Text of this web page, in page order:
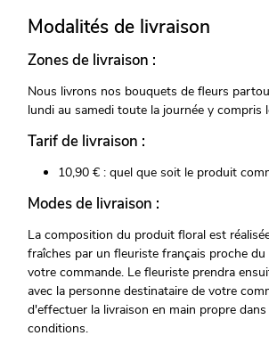
Modalités de livraison
Zones de livraison :
Nous livrons nos bouquets de fleurs
lundi au samedi toute la journée y compris
Tarif de livraison :
10,90 € : quel que soit le produit
Modes de livraison :
La composition du produit floral est
fraîches par un fleuriste français proche
votre commande. Le fleuriste prendra
avec la personne destinataire de votre
d'effectuer la livraison en main propre dans
conditions.